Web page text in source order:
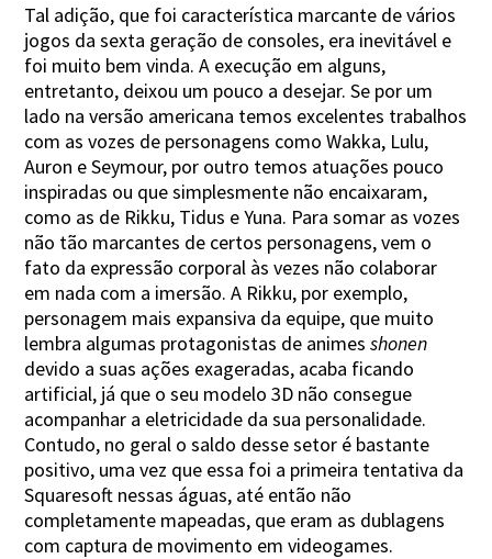
Tal adição, que foi característica marcante de vários
jogos da sexta geração de consoles, era inevitável e
foi muito bem vinda. A execução em alguns,
entretanto, deixou um pouco a desejar. Se por um
lado na versão americana temos excelentes trabalhos
com as vozes de personagens como Wakka, Lulu,
Auron e Seymour, por outro temos atuações pouco
inspiradas ou que simplesmente não encaixaram,
como as de Rikku, Tidus e Yuna. Para somar as vozes
não tão marcantes de certos personagens, vem o
fato da expressão corporal às vezes não colaborar
em nada com a imersão. A Rikku, por exemplo,
personagem mais expansiva da equipe, que muito
lembra algumas protagonistas de animesshonen
devido a suas ações exageradas, acaba ficando
artificial, já que o seu modelo 3D não consegue
acompanhar a eletricidade da sua personalidade.
Contudo, no geral o saldo desse setor é bastante
positivo, uma vez que essa foi a primeira tentativa da
Squaresoft nessas águas, até então não
completamente mapeadas, que eram as dublagens
com captura de movimento em videogames.